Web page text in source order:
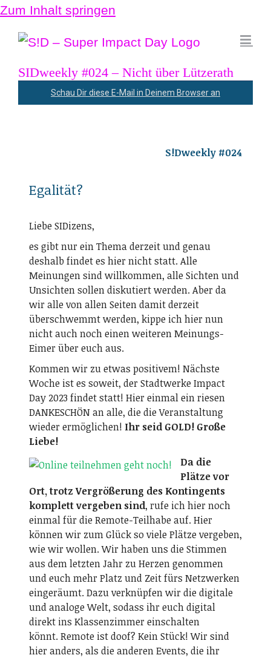
Zum Inhalt springen
SIDweekly #024 – Nicht über Lützerath
Schau Dir diese E-Mail in Deinem Browser an
S!Dweekly #024
Egalität?
Liebe SIDizens,
es gibt nur ein Thema derzeit und genau
deshalb findet es hier nicht statt. Alle
Meinungen sind willkommen, alle Sichten und
Unsichten sollen diskutiert werden. Aber da
wir alle von allen Seiten damit derzeit
überschwemmt werden, kippe ich hier nun
nicht auch noch einen weiteren Meinungs-
Eimer über euch aus.
Kommen wir zu etwas positivem! Nächste
Woche ist es soweit, der Stadtwerke Impact
Day 2023 findet statt! Hier einmal ein riesen
DANKESCHÖN an alle, die die Veranstaltung
wieder ermöglichen! Ihr seid GOLD! Große
Liebe!
Da die
Plätze vor
Ort, trotz Vergrößerung des Kontingents
komplett vergeben sind, rufe ich hier noch
einmal für die Remote-Teilhabe auf. Hier
können wir zum Glück so viele Plätze vergeben,
wie wir wollen. Wir haben uns die Stimmen
aus dem letzten Jahr zu Herzen genommen
und euch mehr Platz und Zeit fürs Netzwerken
eingeräumt. Dazu verknüpfen wir die digitale
und analoge Welt, sodass ihr euch digital
direkt ins Klassenzimmer einschalten
könnt. Remote ist doof? Kein Stück! Wir sind
hier anders, als die anderen Events, die ihr